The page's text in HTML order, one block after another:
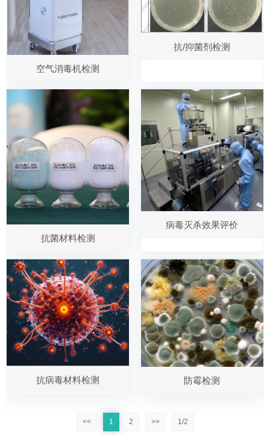
空气消毒机检测
抗/抑菌剂检测
抗菌材料检测
病毒灭杀效果评价
抗病毒材料检测 防霉检测
<< 1 2 >> 1/2